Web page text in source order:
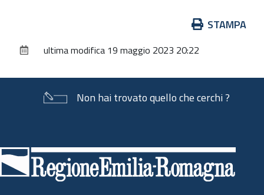
documento
STAMPA
ultima modifica 19 maggio 2023 20:22
Non hai trovato quello che cerchi ?
di
pagina